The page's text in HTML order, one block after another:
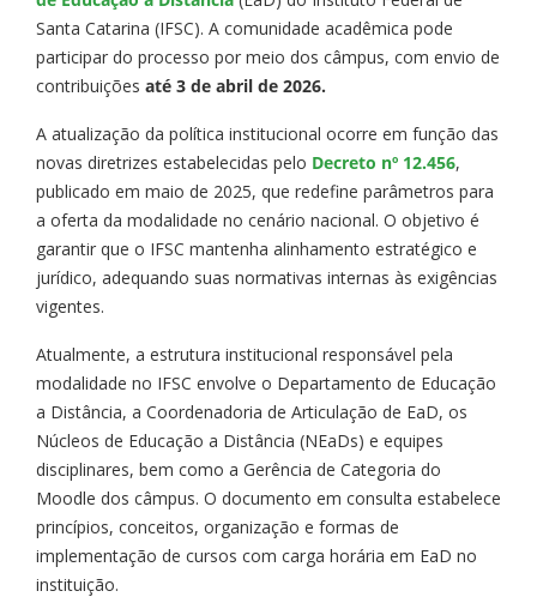
Santa Catarina (IFSC). A comunidade acadêmica pode
participar do processo por meio dos câmpus, com envio de
contribuições até 3 de abril de 2026.
A atualização da política institucional ocorre em função das
novas diretrizes estabelecidas pelo Decreto nº 12.456,
publicado em maio de 2025, que redefine parâmetros para
a oferta da modalidade no cenário nacional. O objetivo é
garantir que o IFSC mantenha alinhamento estratégico e
jurídico, adequando suas normativas internas às exigências
vigentes.
Atualmente, a estrutura institucional responsável pela
modalidade no IFSC envolve o Departamento de Educação
a Distância, a Coordenadoria de Articulação de EaD, os
Núcleos de Educação a Distância (NEaDs) e equipes
disciplinares, bem como a Gerência de Categoria do
Moodle dos câmpus. O documento em consulta estabelece
princípios, conceitos, organização e formas de
implementação de cursos com carga horária em EaD no
instituição.